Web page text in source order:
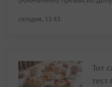
сегодня, 13:43
Тот